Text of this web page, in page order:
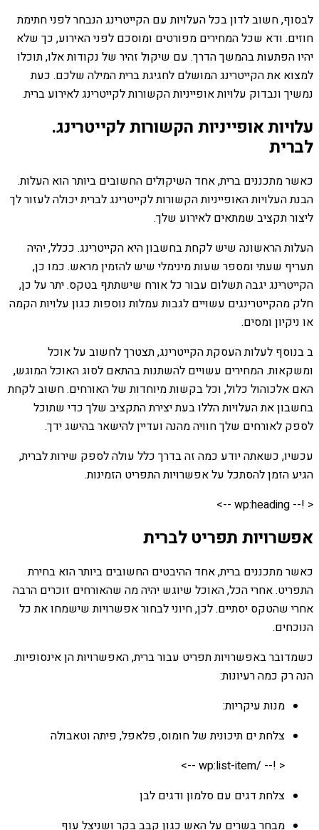
לבסוף, חשוב לדון בכל העלויות עם הקייטרינג הנבחר לפני חתימת
חוזים. ודא שכל המחירים מפורטים ומוסכם לפני האירוע, כך שלא
יהיו הפתעות בהמשך הדרך. עם שיקול זהיר של נקודות אלו, תוכלו
למצוא את הקייטרינג המושלם לחגיגת ברית המילה שלכם. כעת
נמשיך ונבדוק עלויות אופייניות הקשורות לקייטרינג לאירוע ברית.
עלויות אופייניות הקשורות לקייטרינג.
לברית
כאשר מתכננים ברית, אחד השיקולים החשובים ביותר הוא העלות.
הבנת העלויות האופייניות הקשורות לקייטרינג לברית יכולה לעזור לך
ליצור תקציב שמתאים לאירוע שלך.
העלות הראשונה שיש לקחת בחשבון היא הקייטרינג. ככלל, יהיה
תעריף שעתי ומספר שעות מינימלי שיש להזמין מראש. כמו כן,
הקייטרינג יגבה תשלום עבור כל אורח שישתתף בטקס. יתר על כן,
חלק מהקייטרינגים עשויים לגבות עמלות נוספות כגון עלויות הקמה
או ניקיון ומסים.
ב בנוסף לעלות העסקת הקייטרינג, תצטרך לחשוב על אוכל
ומשקאות. המחירים עשויים להשתנות בהתאם לסוג האוכל המוגש,
האם אלכוהול כלול, וכל בקשות מיוחדות של האורחים. חשוב לקחת
בחשבון את העלויות הללו בעת יצירת התקציב שלך כדי שתוכל
לספק לאורחים שלך חוויה מהנה ועדיין להישאר בהישג ידך.
עכשיו, כשאתה יודע כמה זה בדרך כלל עולה לספק שירות לברית,
הגיע הזמן להסתכל על אפשרויות התפריט הזמינות.
< !-- wp:heading -->
אפשרויות תפריט לברית
כאשר מתכננים ברית, אחד ההיבטים החשובים ביותר הוא בחירת
התפריט. אחרי הכל, האוכל שיוגש יהיה מה שהאורחים זוכרים הרבה
אחרי שהטקס יסתיים. לכן, חיוני לבחור אפשרויות שישמחו את כל
הנוכחים.
כשמדובר באפשרויות תפריט עבור ברית, האפשרויות הן אינסופיות.
הנה רק כמה רעיונות:
מנות עיקריות:
צלחת ים תיכונית של חומוס, פלאפל, פיתה וטאבולה
< !-- /wp:list-item -->
צלחת דגים עם סלמון ודגים לבן
מבחר בשרים על האש כגון קבב בקר ושניצל עוף